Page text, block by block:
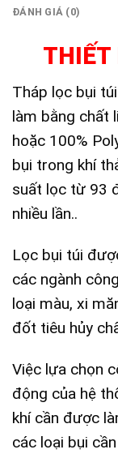
ĐÁNH GIÁ (0)
THIẾT
Tháp lọc bụi
làm bằng chất
hoặc 100%
bụi trong khí
suất lọc từ 93
nhiều lần..
Lọc bụi túi
các ngành
loại màu, xi
đốt tiêu hủy
Việc lựa chọn
động của hệ
khí cần được
các loại bụi